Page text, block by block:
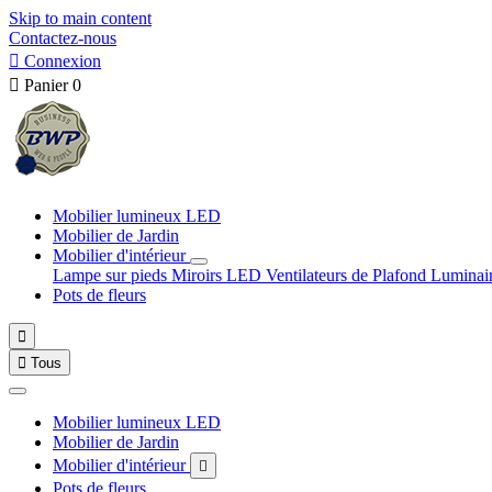
Skip to main content
Contactez-nous
 Connexion
 Panier 0
Mobilier lumineux LED
Mobilier de Jardin
Mobilier d'intérieur
Lampe sur pieds Miroirs LED Ventilateurs de Plafond
Pots de fleurs

 Tous
Mobilier lumineux LED
Mobilier de Jardin
Mobilier d'intérieur

Pots de fleurs